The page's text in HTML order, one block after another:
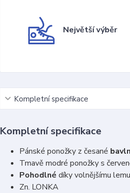
Největší výběr
Kompletní specifikace
Kompletní specifikace
Pánské ponožky z česané
Tmavě modré ponožky s
Pohodlné díky volnějšímu lemu
Zn. LONKA